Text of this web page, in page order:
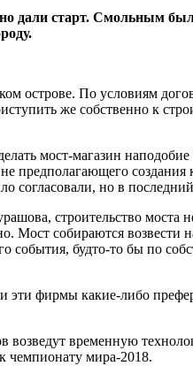
дали старт. Смольным
острове. По условиям
же собственно к
мост-магазин
предполагающего
согласовали, но в
строительство моста
Мост собираются
события, будто-то бы по
фирмы какие-либо
временную
чемпионату мира-2018.